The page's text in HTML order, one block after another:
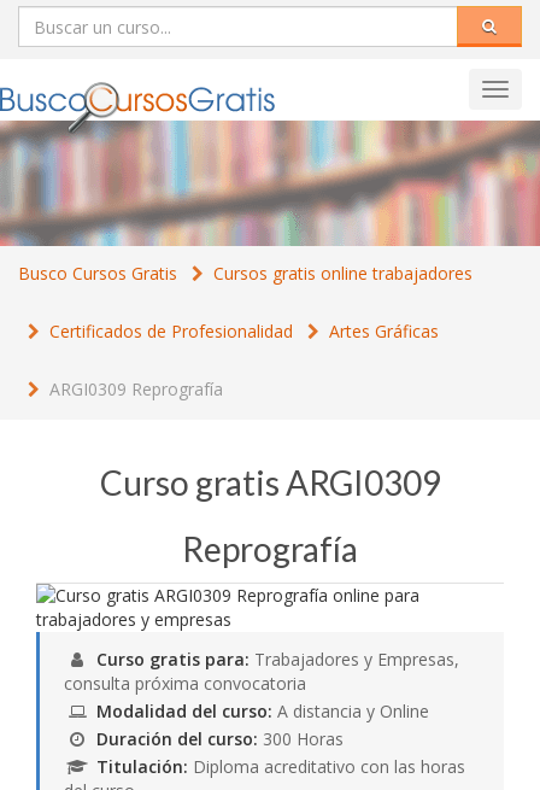
Busco Cursos Gratis Cursos gratis online trabajadores
Certificados de Profesionalidad Artes Gráficas
ARGI0309 Reprografía
Curso gratis ARGI0309
Reprografía
Curso gratis para: Trabajadores y Empresas,
consulta próxima convocatoria
Modalidad del curso: A distancia y Online
Duración del curso: 300 Horas
Titulación: Diploma acreditativo con las horas